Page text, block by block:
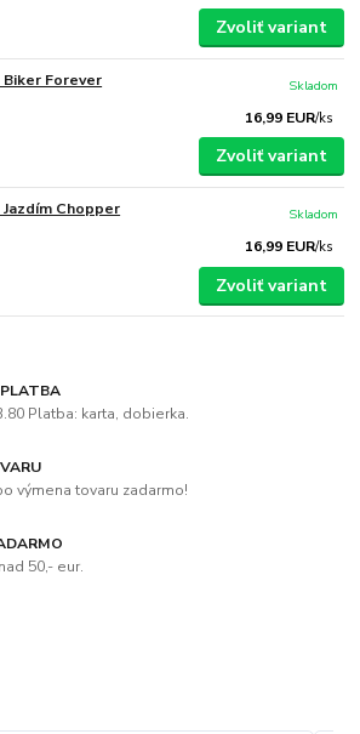
Zvoliť variant
Forever
16,99 EUR/ks
Skladom
Zvoliť variant
Chopper
16,99 EUR/ks
Skladom
Zvoliť variant
Platba: karta, dobierka.
výmena tovaru zadarmo!
50,- eur.